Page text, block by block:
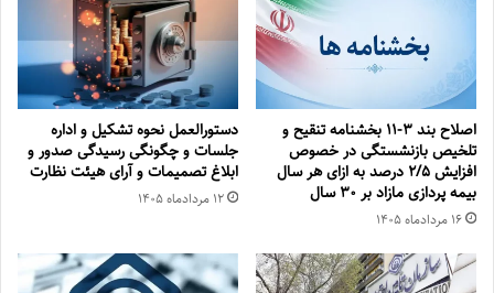
اصلاح بند ۳‏-۱۱ بخشنامه تنقیح و
تلخیص بازنشستگی در خصوص
افزایش ۵‏‏‏‏‏‏‏‏‏/۲ درصد به ازای هر سال
بیمه پردازی مازاد بر ۳۰‏ سال
۱۶ مرداد‌ماه ۱۴۰۵
دستورالعمل نحوه تشکیل و اداره
جلسات و چگونگی رسیدگی صدور و
‏ابلاغ تصمیمات و‎ ‎آرای هیئت نظارت
۱۲ مرداد‌ماه ۱۴۰۵